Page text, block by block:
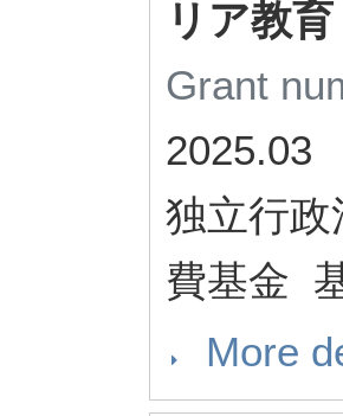
リア教育
Grant
2025.03
独立行
費基金
More